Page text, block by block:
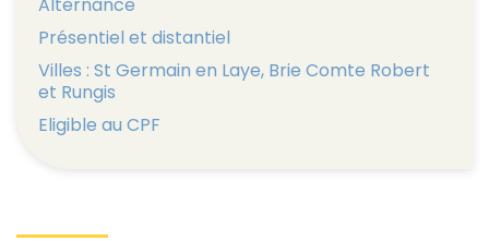
Présentiel et distantiel
Villes : St Germain en Laye, Brie Comte Robert
et Rungis
Eligible au CPF